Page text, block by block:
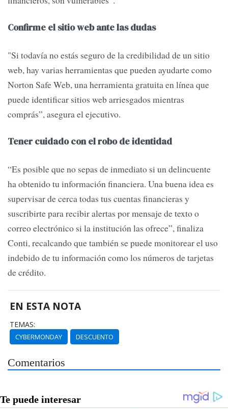
Confirme el sitio web ante las dudas
"Si todavía no estás seguro de la credibilidad de un sitio
web, hay varias herramientas que pueden ayudarte como
Norton Safe Web, una herramienta gratuita en línea que
puede identificar sitios web arriesgados mientras
comprás”, asegura el ejecutivo.
Tener cuidado con el robo de identidad
“Es posible que no sepas de inmediato si un delincuente
ha obtenido tu información financiera. Una buena idea es
supervisar de cerca todas tus cuentas financieras y
suscribirte para recibir alertas por mensaje de texto o
correo electrónico si la institución las ofrece”, finaliza
Conti, recalcando que también se puede monitorear el uso
indebido de tu información como los números de tarjetas
de crédito.
EN ESTA NOTA
TEMAS:
CYBERMONDAY DESCUENTO
Comentarios